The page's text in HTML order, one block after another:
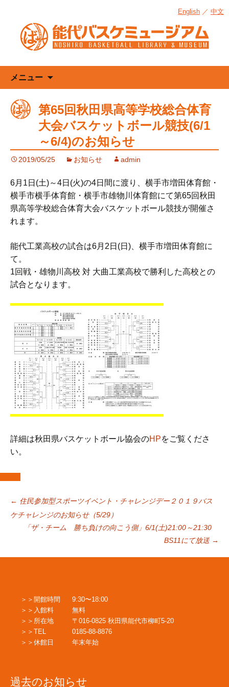
English ／ 中文
メニュー
ン
ツ
へ
ス
キ
プ
第65回秋田県高等学校総合体育
大会バスケットボール競技(6/1
～6/4)のお知らせ
2019/05/25 お知らせ admin
6月1日(土)～4日(火)の4日間に渡り、横手市増田体育館・
横手市横手体育館・横手市雄物川体育館にて第65回秋田
県高等学校総合体育大会バスケットボール競技が開催さ
れます。
能代工業高校の試合は6月2日(日)、横手市増田体育館に
て。
1回戦・雄物川高校 対 大曲工業高校で勝利した高校との
試合となります。
詳細は秋田県バスケットボール協会のHPをご覧くださ
い。
投
ビ
ゲ
← 住民参加型スポーツイベント・チャレンジデー２０１９バス
ケチャレンジのお知らせ（5/29）
「ザ・チーム 勝ち負けの向こう側」6/1(土)21:00～21:30
BS11にて放送 →
開館時間
9:30〜18:00
入館料
無料
所在地
〒016-0825 秋田県能代市柳町5-20
TEL
0185-88-8876
休館日
年末年始
過去のお知らせ